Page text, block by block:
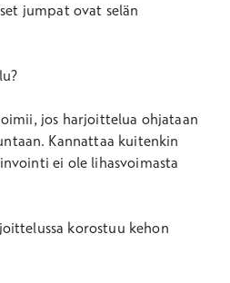
jumpat ovat selän
jos harjoittelua ohjataan
Kannattaa kuitenkin
ei ole lihasvoimasta
korostuu kehon